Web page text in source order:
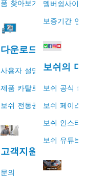
품 찾아보기
다운로드
사용자 설명서
제품 카탈로그
보쉬 전동공공구 전용앱
고객지원
문의
멤버쉽사이
보증기간 연
보쉬의
보쉬 공식
보쉬 페이스
보쉬 인스타
보쉬 유튜브